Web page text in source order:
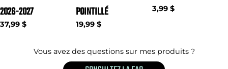
2026-2027
37,99 $
POINTILLÉ
19,99 $
3,99 $
Vous avez des questions sur mes produits ?